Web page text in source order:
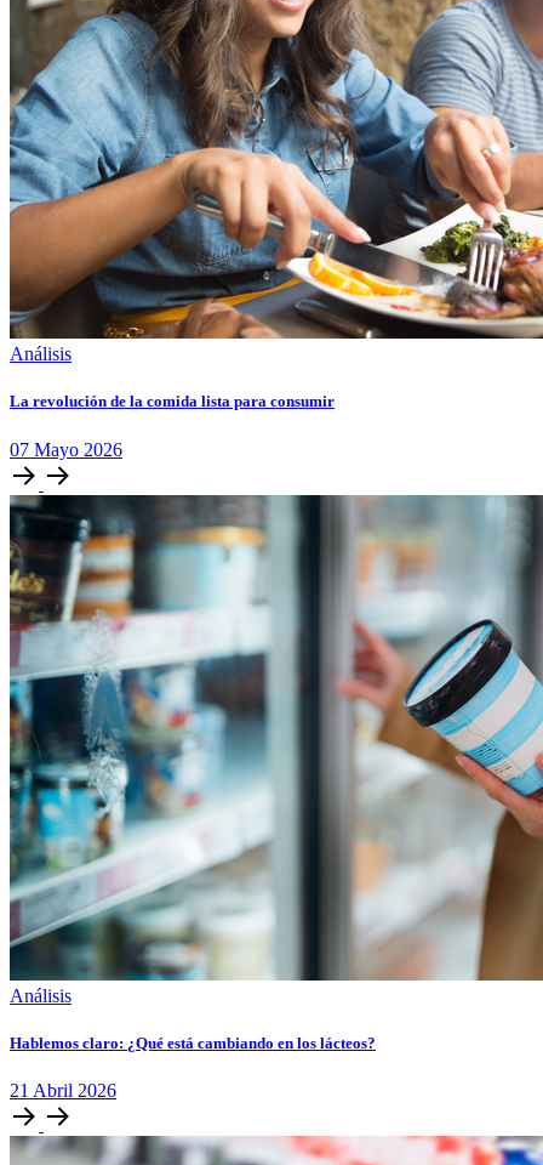
Análisis
La revolución de la comida lista para consumir
07 Mayo 2026
Análisis
Hablemos claro: ¿Qué está cambiando en los lácteos?
21 Abril 2026